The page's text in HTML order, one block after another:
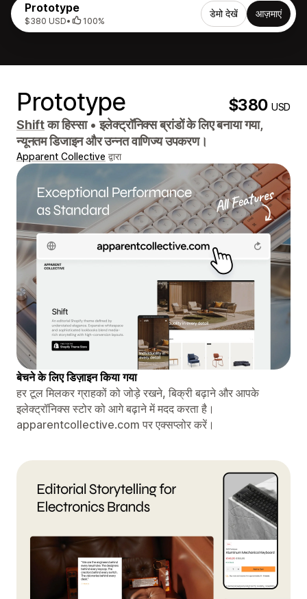
Prototype
$380 USD• 100%
डेमो देखें आज़माएं
Prototype $380USD
Shiftका हिस्सा • इलेक्ट्रॉनिक्स ब्रांडों के लिए बनाया गया,
न्यूनतम डिजाइन और उन्नत वाणिज्य उपकरण।
Apparent Collective द्वारा
बेचने के लिए डिज़ाइन किया गया
हर टूल मिलकर ग्राहकों को जोड़े रखने, बिक्री बढ़ाने और आपके
इलेक्ट्रॉनिक्स स्टोर को आगे बढ़ाने में मदद करता है।
apparentcollective.com पर एक्सप्लोर करें।